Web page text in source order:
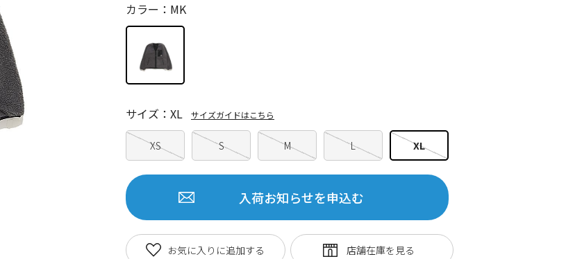
カラー：MK
XS S M L XL
サイズ：XL サイズガイドはこちら
入荷お知らせを申込む
お気に入りに追加する